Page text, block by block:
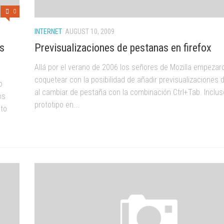
0
INTERNET AUGUST 10, 2009
Previsualizaciones de pestanas en firefox
Allá por el verano de 2006 los señores de Mozilla
coquetear con la posibilidad de añadir previsualizaciones
al cambiar de pestaña con la combinación Ctrl+Tab.
prototipo en...